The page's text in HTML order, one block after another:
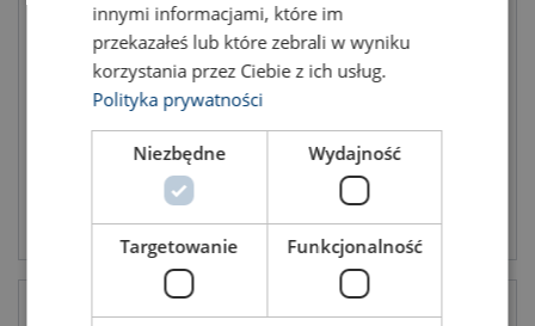
Obrotowy punkt do
podnoszenia YOKE 8-231
DOR: 0.5 - 22.5 ton
podnoszenia z długim
gwintem YOKE 8-231
innymi informacjami, które im
przekazałeś lub które zebrali w wyniku
korzystania przez Ciebie z ich usług.
Polityka prywatności
Niezbędne Wydajność
Targetowanie Funkcjonalność